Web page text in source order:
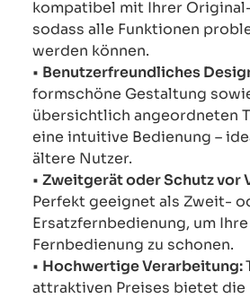
kompatibel mit Ihrer
sodass alle Funktionen
werden können.
• Benutzerfreundliches
formschöne Gestaltung
übersichtlich angeordneten
eine intuitive Bedienung –
ältere Nutzer.
• Zweitgerät oder Schutz vor
Perfekt geeignet als Zweit-
Ersatzfernbedienung, um
Fernbedienung zu schonen.
• Hochwertige Verarbeitung:
attraktiven Preises bietet die